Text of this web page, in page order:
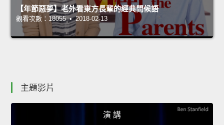
【年節惡夢】老外看東方長輩的經典問候語
觀看次數：18055 • 2018-02-13
主題影片
演 講